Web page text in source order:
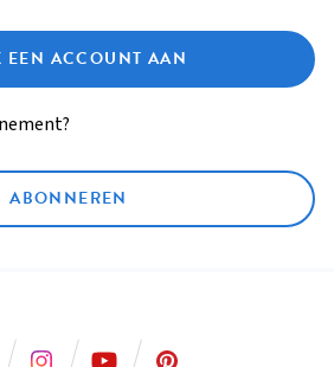
EEN ACCOUNT AAN
ABONNEREN